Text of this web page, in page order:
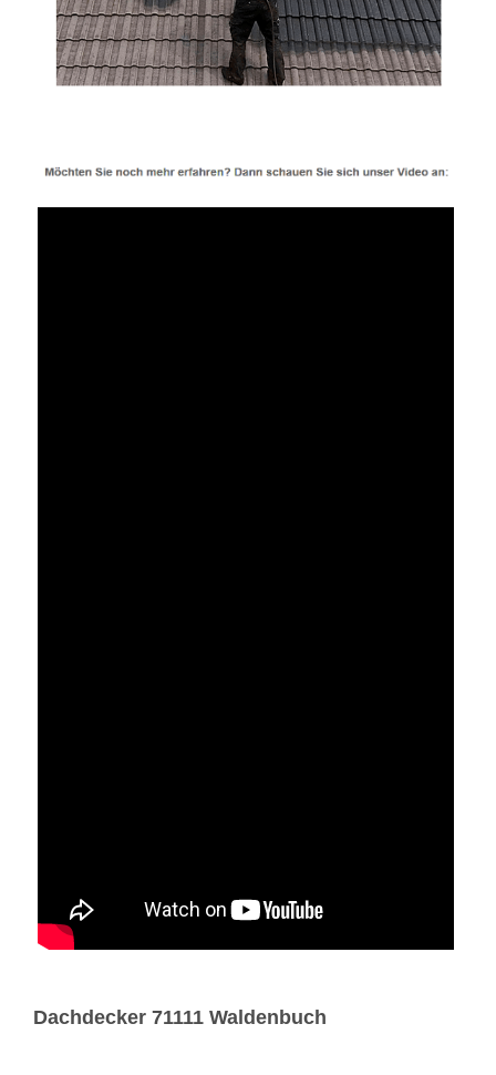
Dachdecker 71111 Waldenbuch